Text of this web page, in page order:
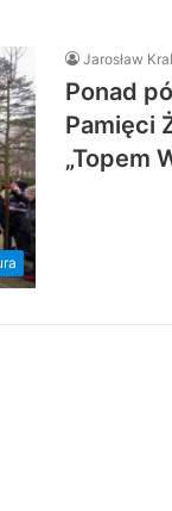
Jarosław
Ponad
Pamięci
„Topem